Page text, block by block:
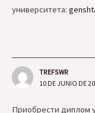
университета:
TREFSWR
10 DE JUNIO DE
Приобрести диплом